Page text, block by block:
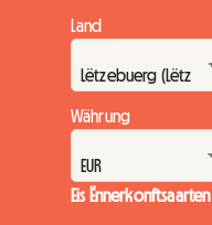
Land
Währung
Eis Ënnerkonftsaarten